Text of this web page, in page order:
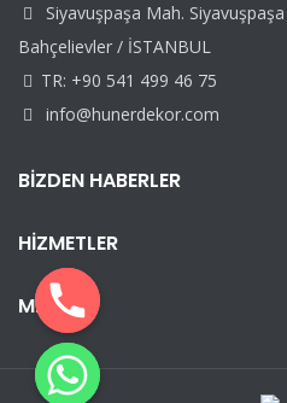
Siyavuşpaşa Mah.
Bahçelievler / İSTANBUL
TR: +90 541 499 46 75
info@hunerdekor.com
BIZDEN HABERLER
HIZMETLER
MENÜ